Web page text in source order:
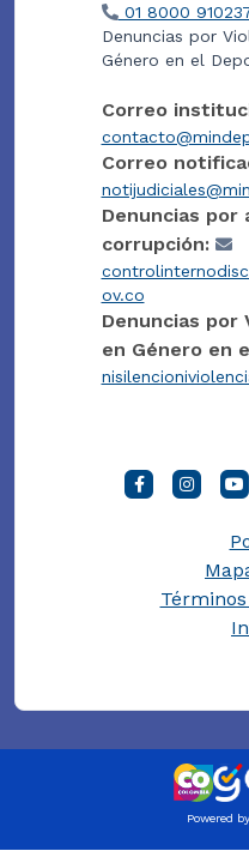
01 8000
Denuncias por
Género en el
Correo
Correo
Denuncias por
corrupción:
ov.co
Denuncias por
en Género en
Powered